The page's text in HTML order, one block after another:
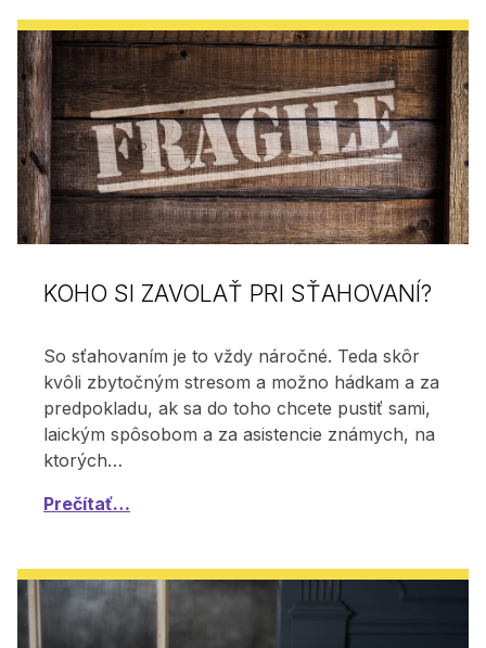
KOHO SI ZAVOLAŤ PRI SŤAHOVANÍ?
So sťahovaním je to vždy náročné. Teda skôr
kvôli zbytočným stresom a možno hádkam a za
predpokladu, ak sa do toho chcete pustiť sami,
laickým spôsobom a za asistencie známych, na
ktorých…
Prečítať…